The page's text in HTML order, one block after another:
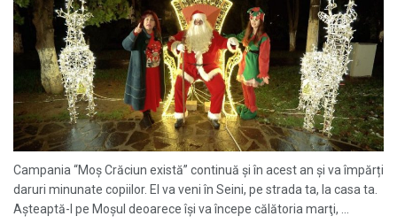
Campania “Moș Crăciun există” continuă şi în acest an şi va împărți
daruri minunate copiilor. El va veni în Seini, pe strada ta, la casa ta.
Așteaptă-l pe Moșul deoarece își va începe călătoria marţi, ...